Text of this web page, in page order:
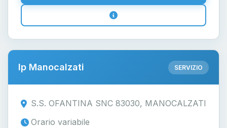
Ip Manocalzati SERVIZIO
S.S. OFANTINA SNC 83030, MANOCALZATI
Orario variabile